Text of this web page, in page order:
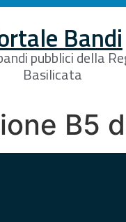
Bandi
pubblici della
Basilicata
B5